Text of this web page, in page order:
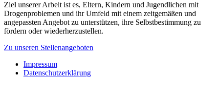
Ziel unserer Arbeit ist es, Eltern, Kindern und Jugendlichen mit
Drogenproblemen und ihr Umfeld mit einem zeitgemäßen und
angepassten Angebot zu unterstützen, ihre Selbstbestimmung zu
fördern oder wiederherzustellen.
Zu unseren Stellenangeboten
Impressum
Datenschutzerklärung